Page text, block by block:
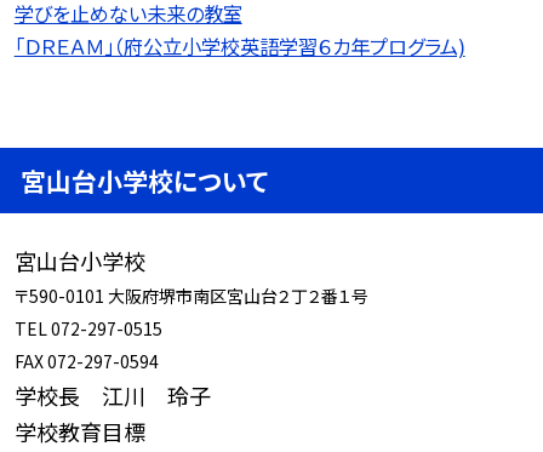
学びを止めない未来の教室
「ＤＲＥＡＭ」（府公立小学校英語学習６カ年プログラム)
宮山台小学校について
宮山台小学校
〒590-0101 大阪府堺市南区宮山台２丁２番１号
TEL 072-297-0515
FAX 072-297-0594
学校長 江川 玲子
学校教育目標